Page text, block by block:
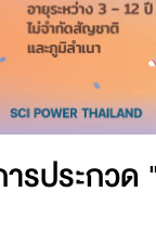
รประกวด